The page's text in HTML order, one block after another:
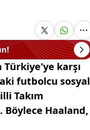
karşı
futbolcu sosyal
Takım
Böylece Haaland,